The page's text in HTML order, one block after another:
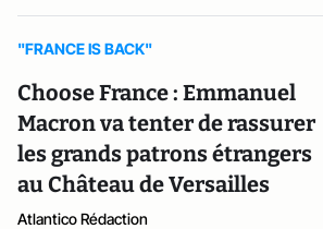
"FRANCE IS BACK"
Choose France : Emmanuel
Macron va tenter de rassurer
les grands patrons étrangers
au Château de Versailles
Atlantico Rédaction